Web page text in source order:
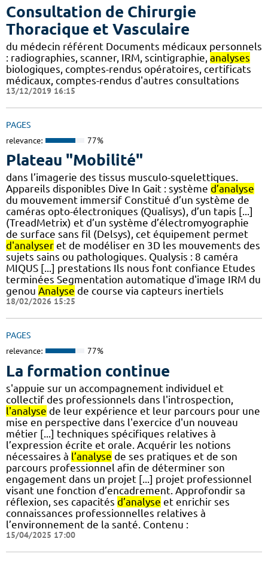
Consultation de Chirurgie
Thoracique et Vasculaire
du médecin référent Documents médicaux personnels
: radiographies, scanner, IRM, scintigraphie, analyses
biologiques, comptes-rendus opératoires, certificats
médicaux, comptes-rendus d'autres consultations
13/12/2019 16:15
PAGES
relevance: 77%
Plateau "Mobilité"
dans l’imagerie des tissus musculo-squelettiques.
Appareils disponibles Dive In Gait : système d’analyse
du mouvement immersif Constitué d’un système de
caméras opto-électroniques (Qualisys), d’un tapis [...]
(TreadMetrix) et d’un système d’électromyographie
de surface sans fil (Delsys), cet équipement permet
d'analyser et de modéliser en 3D les mouvements des
sujets sains ou pathologiques. Qualysis : 8 caméra
MIQUS [...] prestations Ils nous font confiance Etudes
terminées Segmentation automatique d'image IRM du
genou Analyse de course via capteurs inertiels
18/02/2026 15:25
PAGES
relevance: 77%
La formation continue
s'appuie sur un accompagnement individuel et
collectif des professionnels dans l'introspection,
l'analyse de leur expérience et leur parcours pour une
mise en perspective dans l'exercice d'un nouveau
métier [...] techniques spécifiques relatives à
l’expression écrite et orale. Acquérir les notions
nécessaires à l’analyse de ses pratiques et de son
parcours professionnel afin de déterminer son
engagement dans un projet [...] projet professionnel
visant une fonction d’encadrement. Approfondir sa
réflexion, ses capacités d’analyse et enrichir ses
connaissances professionnelles relatives à
l’environnement de la santé. Contenu :
15/04/2025 17:00